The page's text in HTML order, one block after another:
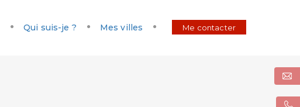
Qui suis-je ? Mes villes Me contacter